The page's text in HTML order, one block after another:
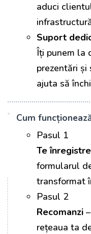
aduci
Suport
Îți punem la
prezentări
ajuta să
Cum
Pasul 1
Te
formularul
transformat
Pasul 2
Recomanzi–
rețeaua ta